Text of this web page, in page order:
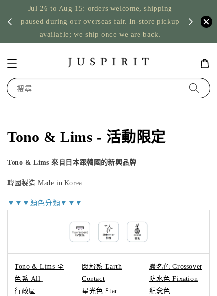
Jul 26 to Aug 15: orders welcome, shipping
paused during our overseas fair. In-store pickup
available; we ship once we are back.
US
搜尋
Tono & Lims - 活動限定
Tono & Lims 來自日本跟韓國的新興品牌
韓國製造 Made in Korea
Tono & Lims 全
色系 All
行政區
閃粉系 Earth
Contact
星光色 Star
聯名色 Crossover
防水色 Fixation
紀念色
▼▼▼顏色分類▼▼▼